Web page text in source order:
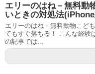
エリーのはね－無料動
いときの対処法
エリーのはね－無料動物こど
てもすぐ落ちる！ こんな経験
の記事では...